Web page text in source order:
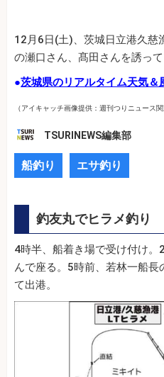
12月6日(土)、茨城日立港久慈
の瀬口さん、髙田さんを誘って
●茨城県のリアルタイム天気＆
（アイキャッチ画像提供：週刊つりニュース関
TSURINEWS編集部
船釣り エサ釣り
釣友丸でヒラメ釣り
4時半、船着き場で受け付け
んで座る。5時前、若林一船
て出港。